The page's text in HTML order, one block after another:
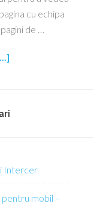
cu echipa
de …
Intercer
mobil –